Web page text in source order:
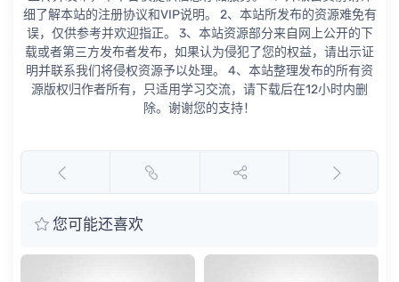
细了解本站的注册协议和VIP说明。 2、本站所发布的资源难免有
误，仅供参考并欢迎指正。 3、本站资源部分来自网上公开的下
载或者第三方发布者发布，如果认为侵犯了您的权益，请出示证
明并联系我们将侵权资源予以处理。 4、本站整理发布的所有资
源版权归作者所有，只适用学习交流，请下载后在12小时内删
除。谢谢您的支持！
您可能还喜欢